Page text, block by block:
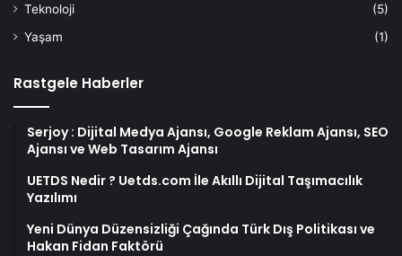
Teknoloji
(5)
Yaşam
(1)
Rastgele Haberler
Serjoy : Dijital Medya Ajansı, Google Reklam Ajansı, SEO
Ajansı ve Web Tasarım Ajansı
UETDS Nedir ? Uetds.com İle Akıllı Dijital Taşımacılık
Yazılımı
Yeni Dünya Düzensizliği Çağında Türk Dış Politikası ve
Hakan Fidan Faktörü